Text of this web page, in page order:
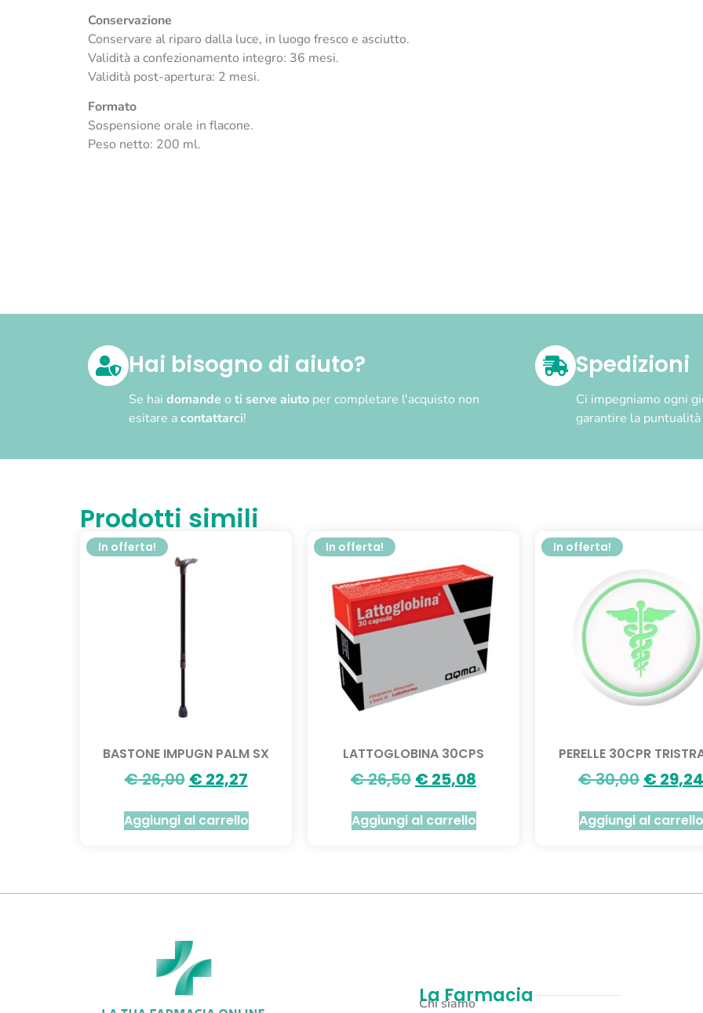
Conservazione
Conservare al riparo dalla luce, in luogo fresco e asciutto.
Validità a confezionamento integro: 36 mesi.
Validità post-apertura: 2 mesi.
Formato
Sospensione orale in flacone.
Peso netto: 200 ml.
Hai bisogno di aiuto?
Se hai domande o ti serve aiuto per completare l'acquisto non
esitare acontattarci!
Spedizioni
Ci impegniamo ogni
garantire la
Prodotti simili
In offerta!
BASTONE IMPUGN PALM SX
€26,00 €22,27
Aggiungi al carrello
In offerta!
LATTOGLOBINA 30CPS
€26,50 €25,08
Aggiungi al carrello
In offerta!
PERELLE 30CPR
€30,00 €29,24
Aggiungi al carrello
La Farmacia
Chi siamo